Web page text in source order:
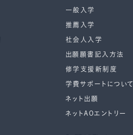
一般入学
推薦入学
社会人入学
出願願書記入方法
修学支援新制度
学費サポートについて
ネット出願
ネットAOエントリー